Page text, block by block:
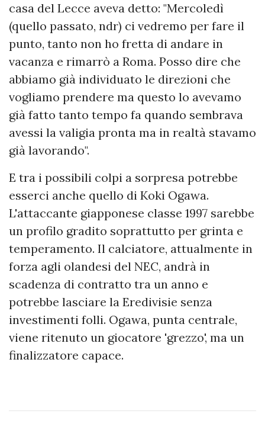
casa del Lecce aveva detto: "Mercoledì
(quello passato, ndr) ci vedremo per fare il
punto, tanto non ho fretta di andare in
vacanza e rimarrò a Roma. Posso dire che
abbiamo già individuato le direzioni che
vogliamo prendere ma questo lo avevamo
già fatto tanto tempo fa quando sembrava
avessi la valigia pronta ma in realtà stavamo
già lavorando".
E tra i possibili colpi a sorpresa potrebbe
esserci anche quello di Koki Ogawa.
L'attaccante giapponese classe 1997 sarebbe
un profilo gradito soprattutto per grinta e
temperamento. Il calciatore, attualmente in
forza agli olandesi del NEC, andrà in
scadenza di contratto tra un anno e
potrebbe lasciare la Eredivisie senza
investimenti folli. Ogawa, punta centrale,
viene ritenuto un giocatore 'grezzo', ma un
finalizzatore capace.